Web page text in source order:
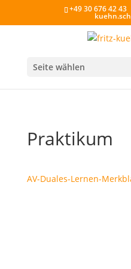
+49 30 676 42 43
Seite wählen
Praktikum
AV-Duales-Lernen-